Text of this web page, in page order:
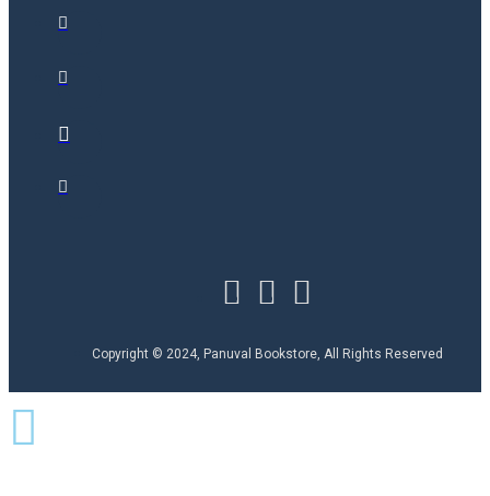
Copyright © 2024, Panuval Bookstore, All Rights Reserved